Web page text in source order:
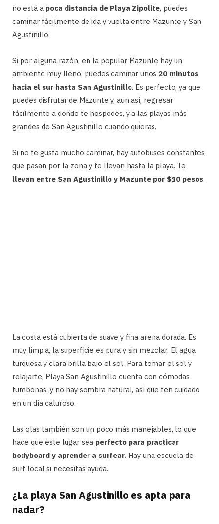
no está a poca distancia de Playa Zipolite, puedes
caminar fácilmente de ida y vuelta entre Mazunte y San
Agustinillo.
Si por alguna razón, en la popular Mazunte hay un
ambiente muy lleno, puedes caminar unos 20 minutos
hacia el sur hasta San Agustinillo. Es perfecto, ya que
puedes disfrutar de Mazunte y, aun así, regresar
fácilmente a donde te hospedes, y a las playas más
grandes de San Agustinillo cuando quieras.
Si no te gusta mucho caminar, hay autobuses constantes
que pasan por la zona y te llevan hasta la playa. Te
llevan entre San Agustinillo y Mazunte por $10 pesos.
La costa está cubierta de suave y fina arena dorada. Es
muy limpia, la superficie es pura y sin mezclar. El agua
turquesa y clara brilla bajo el sol. Para tomar el sol y
relajarte, Playa San Agustinillo cuenta con cómodas
tumbonas, y no hay sombra natural, así que ten cuidado
en un día caluroso.
Las olas también son un poco más manejables, lo que
hace que este lugar sea perfecto para practicar
bodyboard y aprender a surfear. Hay una escuela de
surf local si necesitas ayuda.
¿La playa San Agustinillo es apta para
nadar?